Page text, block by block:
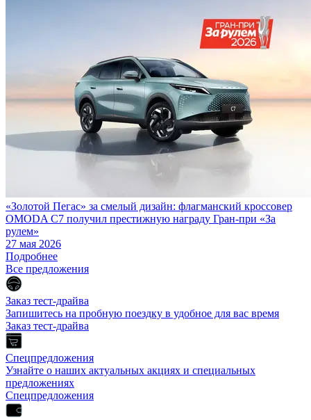
«Золотой Пегас» за смелый дизайн: флагманский кроссовер
OMODA C7 получил престижную награду Гран-при «За
рулем»
27 мая 2026
Подробнее
Все предложения
Заказ тест-драйва
Запишитесь на пробную поездку в удобное для вас время
Заказ тест-драйва
Спецпредложения
Узнайте о наших актуальных акциях и специальных
предложениях
Спецпредложения